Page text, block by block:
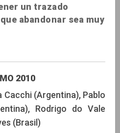
un trazado
abandonar sea muy
2010
Cacchi (Argentina), Pablo
Rodrigo do Vale
(Brasil)